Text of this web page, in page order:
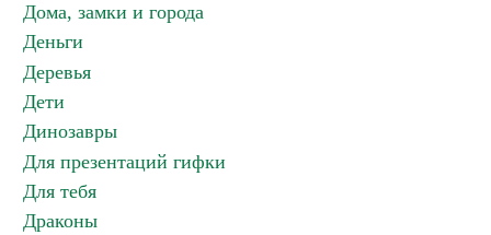
Дома, замки и города
Деньги
Деревья
Дети
Динозавры
Для презентаций гифки
Для тебя
Драконы